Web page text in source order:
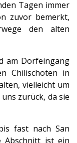
Tagen immer
zuvor bemerkt,
den alten
am Dorfeingang
Chilischoten in
vielleicht um
zurück, da sie
fast nach San
Abschnitt ist ein